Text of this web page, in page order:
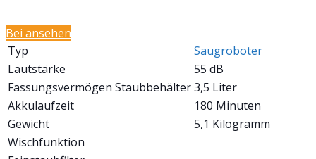
Bei ansehen
Typ
Saugroboter
Lautstärke
‎55 dB
Fassungsvermögen Staubbehälter3,5 Liter
Akkulaufzeit
180 Minuten
Gewicht
5,1 Kilogramm
Wischfunktion